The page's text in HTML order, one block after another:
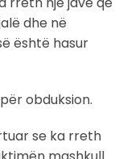
dhe në
është hasur
obduksion.
se ka rreth